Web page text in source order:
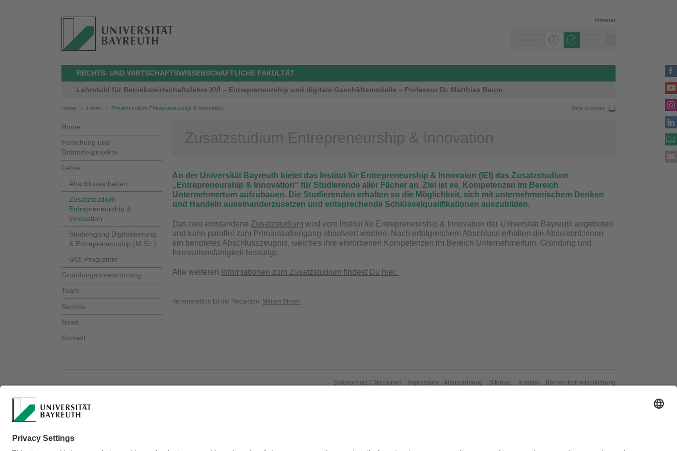
Intranet
RECHTS- UND WIRTSCHAFTSWISSENSCHAFTLICHE FAKULTÄT
Lehrstuhl für Betriebswirtschaftslehre XVI – Entrepreneurship und digitale Geschäftsmodelle – Professor Dr. Matthias Baum
Home > Lehre > Zusatzstudium Entrepreneurship & Innovation Seite drucken
Home
Forschung und
Drittmittelprojekte
Lehre
Abschlussarbeiten
Zusatzstudium
Entrepreneurship &
Innovation
Studiengang Digitalisierung
& Entrepreneurship (M.Sc.)
GO! Programm
Gründungsunterstützung
Team
Service
News
Kontakt
Zusatzstudium Entrepreneurship & Innovation
An der Universität Bayreuth bietet das Institut für Entrepreneurship & Innovaion (IEI) das Zusatzstudium
„Entrepreneurship & Innovation“ für Studierende aller Fächer an. Ziel ist es, Kompetenzen im Bereich
Unternehmertum aufzubauen. Die Studierenden erhalten so die Möglichkeit, sich mit unternehmerischem Denken
und Handeln auseinanderzusetzen und entsprechende Schlüsselqualifikationen auszubilden.
Das neu entstandene Zusatzstudium wird vom Institut für Entrepreneurship & Innovation der Universität Bayreuth angeboten
und kann parallel zum Primärstudiengang absolviert werden. Nach erfolgreichem Abschluss erhalten die Absolvent:innen
ein benotetes Abschlusszeugnis, welches ihre erworbenen Kompetenzen im Bereich Unternehmertum, Gründung und
Innovationsfähigkeit bestätigt.
Alle weiteren Informationen zum Zusatzstudium findest Du hier.
Verantwortlich für die Redaktion: Mirjam Streeb
Datenschutz / Disclaimer Impressum Hausordnung Sitemap Kontakt Barrierefreiheitserklärung